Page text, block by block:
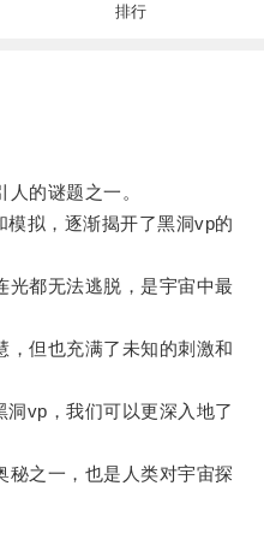
排行
的谜题之一。
拟，逐渐揭开了黑洞vp的
都无法逃脱，是宇宙中最
但也充满了未知的刺激和
vp，我们可以更深入地了
之一，也是人类对宇宙探